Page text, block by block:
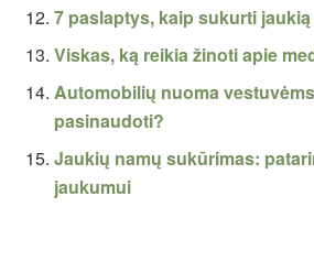
7 paslaptys, kaip sukurti
Viskas, ką reikia žinoti apie
Automobilių nuoma
pasinaudoti?
Jaukių namų sukūrimas:
jaukumui